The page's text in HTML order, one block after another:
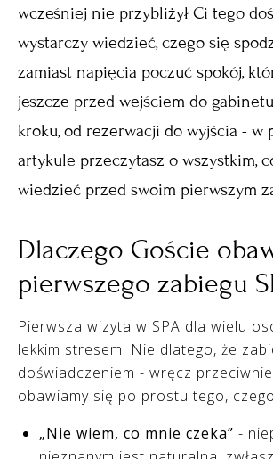
wcześniej nie przybliżył Ci tego
wystarczy wiedzieć, czego się
zamiast napięcia poczuć spokój,
jeszcze przed wejściem do
kroku, od rezerwacji do wyjścia - w
artykule przeczytasz o wszystkim,
wiedzieć przed swoim pierwszym
Dlaczego Goście
pierwszego zabiegu
Pierwsza wizyta w SPA dla wielu
lekkim stresem. Nie dlatego, że
doświadczeniem - wręcz
obawiamy się po prostu tego,
„Nie wiem, co mnie czeka” -